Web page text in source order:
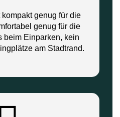
genug für die
genug für die
beim Einparken, kein
am Stadtrand.